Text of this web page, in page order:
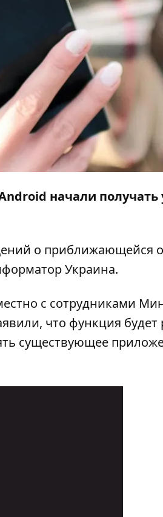
начали
о приближающейся
Украина.
с сотрудниками
что функция будет
существующее